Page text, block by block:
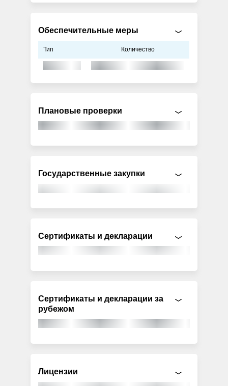
Обеспечительные меры
Тип Количество
Плановые проверки
Государственные закупки
Сертификаты и декларации
Сертификаты и декларации за
рубежом
Лицензии